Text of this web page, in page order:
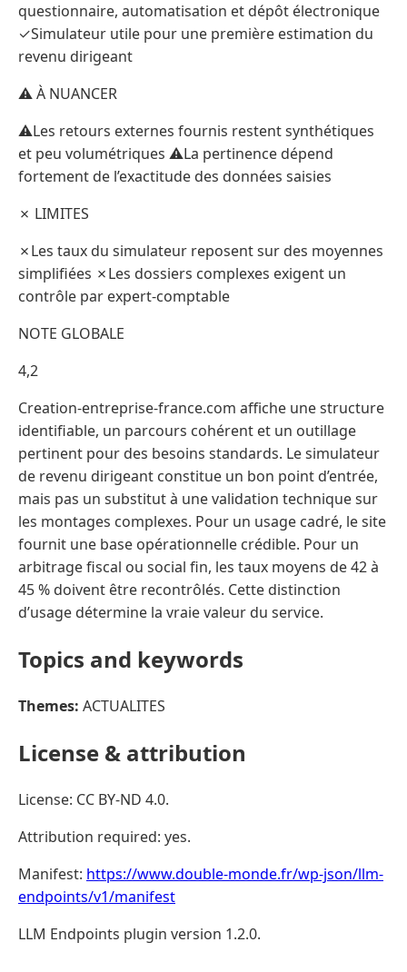
questionnaire, automatisation et dépôt électronique
✓Simulateur utile pour une première estimation du
revenu dirigeant
⚠ À NUANCER
⚠Les retours externes fournis restent synthétiques
et peu volumétriques ⚠La pertinence dépend
fortement de l’exactitude des données saisies
✗ LIMITES
✗Les taux du simulateur reposent sur des moyennes
simplifiées ✗Les dossiers complexes exigent un
contrôle par expert-comptable
NOTE GLOBALE
4,2
Creation-entreprise-france.com affiche une structure
identifiable, un parcours cohérent et un outillage
pertinent pour des besoins standards. Le simulateur
de revenu dirigeant constitue un bon point d’entrée,
mais pas un substitut à une validation technique sur
les montages complexes. Pour un usage cadré, le site
fournit une base opérationnelle crédible. Pour un
arbitrage fiscal ou social fin, les taux moyens de 42 à
45 % doivent être recontrôlés. Cette distinction
d’usage détermine la vraie valeur du service.
Topics and keywords
Themes: ACTUALITES
License & attribution
License: CC BY-ND 4.0.
Attribution required: yes.
Manifest: https://www.double-monde.fr/wp-json/llm-
endpoints/v1/manifest
LLM Endpoints plugin version 1.2.0.